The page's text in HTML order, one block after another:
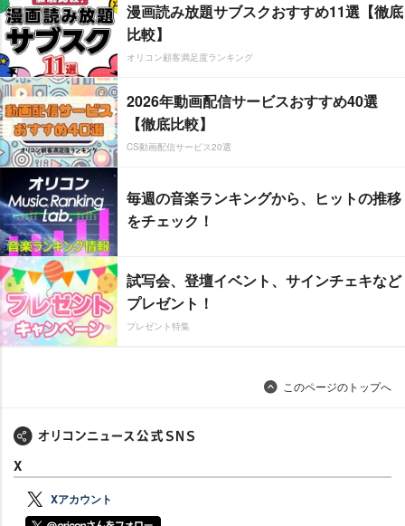
漫画読み放題サブスクおすすめ11選【徹底
比較】
オリコン顧客満足度ランキング
2026年動画配信サービスおすすめ40選
【徹底比較】
CS動画配信サービス20選
毎週の音楽ランキングから、ヒットの推移
をチェック！
試写会、登壇イベント、サインチェキなど
プレゼント！
プレゼント特集
このページのトップへ
X
Xアカウント